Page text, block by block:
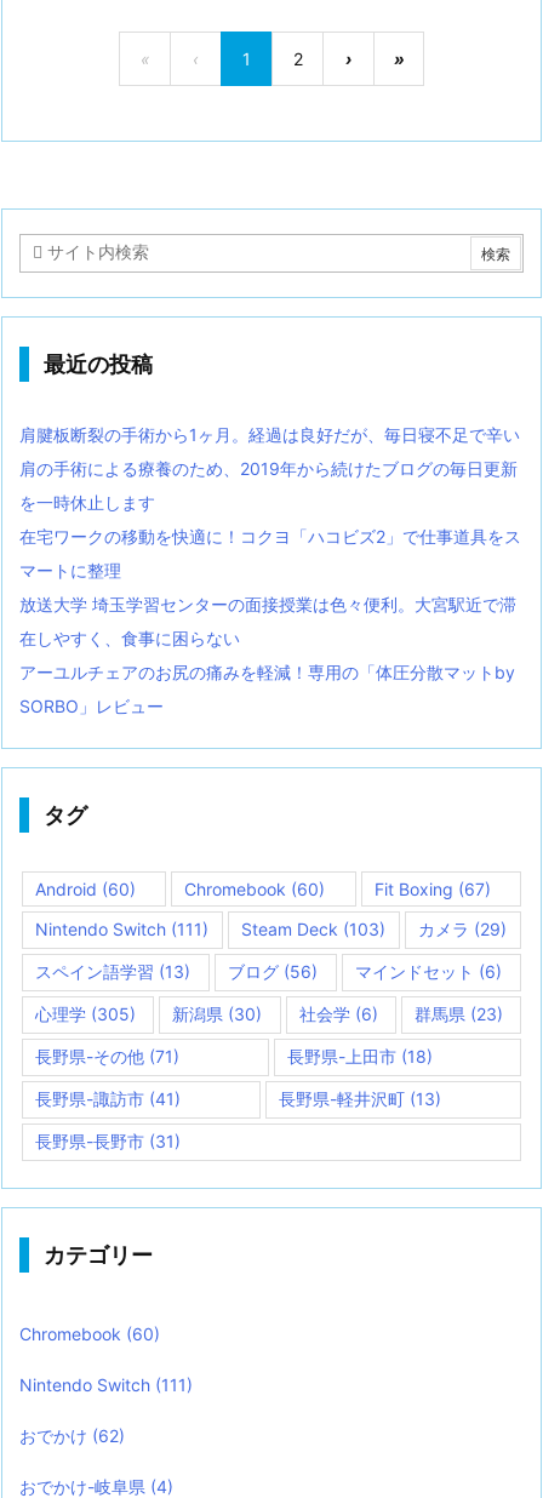
« ‹ 1 2 › »
最近の投稿
肩腱板断裂の手術から1ヶ月。経過は良好だが、毎日寝不足で辛い
肩の手術による療養のため、2019年から続けたブログの毎日更新
を一時休止します
在宅ワークの移動を快適に！コクヨ「ハコビズ2」で仕事道具をス
マートに整理
放送大学 埼玉学習センターの面接授業は色々便利。大宮駅近で滞
在しやすく、食事に困らない
アーユルチェアのお尻の痛みを軽減！専用の「体圧分散マットby
SORBO」レビュー
タグ
Android (60) Chromebook (60) Fit Boxing (67)
Nintendo Switch (111) Steam Deck (103) カメラ (29)
スペイン語学習 (13) ブログ (56) マインドセット (6)
心理学 (305) 新潟県 (30) 社会学(6) 群馬県 (23)
長野県-その他 (71) 長野県-上田市(18)
長野県-諏訪市 (41) 長野県-軽井沢町 (13)
長野県-長野市 (31)
カテゴリー
Chromebook (60)
Nintendo Switch (111)
おでかけ (62)
おでかけ-岐阜県 (4)